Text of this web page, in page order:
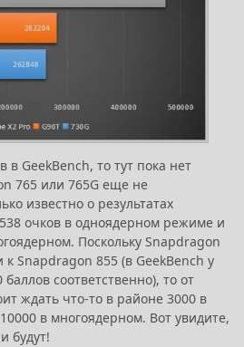
в GeekBench, то тут пока нет
765 или 765G еще не
известно о результатах
очков в одноядерном режиме и
Поскольку Snapdragon
к Snapdragon 855 (в GeekBench у
соответственно), то от
ждать что-то в районе 3000 в
в многоядерном. Вот увидите,
будут!